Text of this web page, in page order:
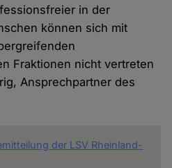
in der
können sich mit
Fraktionen nicht vertreten
Ansprechpartner des
der LSV Rheinland-